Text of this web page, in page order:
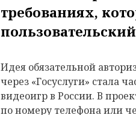
требованиях,
Идея обязательной
через «Госуслуги» стала
видеоигр в России. В
по номеру телефона или